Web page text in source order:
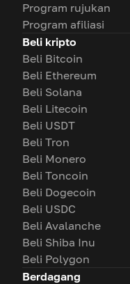
Program rujukan
Program afiliasi
Beli kripto
Beli Bitcoin
Beli Ethereum
Beli Solana
Beli Litecoin
Beli USDT
Beli Tron
Beli Monero
Beli Toncoin
Beli Dogecoin
Beli USDC
Beli Avalanche
Beli Shiba Inu
Beli Polygon
Berdagang